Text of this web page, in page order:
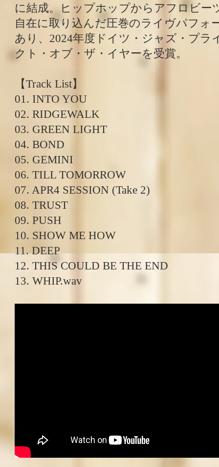
に結成。ヒップホップからアフロビー
自在に取り込んだ圧巻のライヴパフォ
あり、2024年度ドイツ・ジャズ・プラ
クト・オブ・ザ・イヤーを受賞。
【Track List】
01. INTO YOU
02. RIDGEWALK
03. GREEN LIGHT
04. BOND
05. GEMINI
06. TILL TOMORROW
07. APR4 SESSION (Take 2)
08. TRUST
09. PUSH
10. SHOW ME HOW
11. DEEP
12. THIS COULD BE THE END
13. WHIP.wav